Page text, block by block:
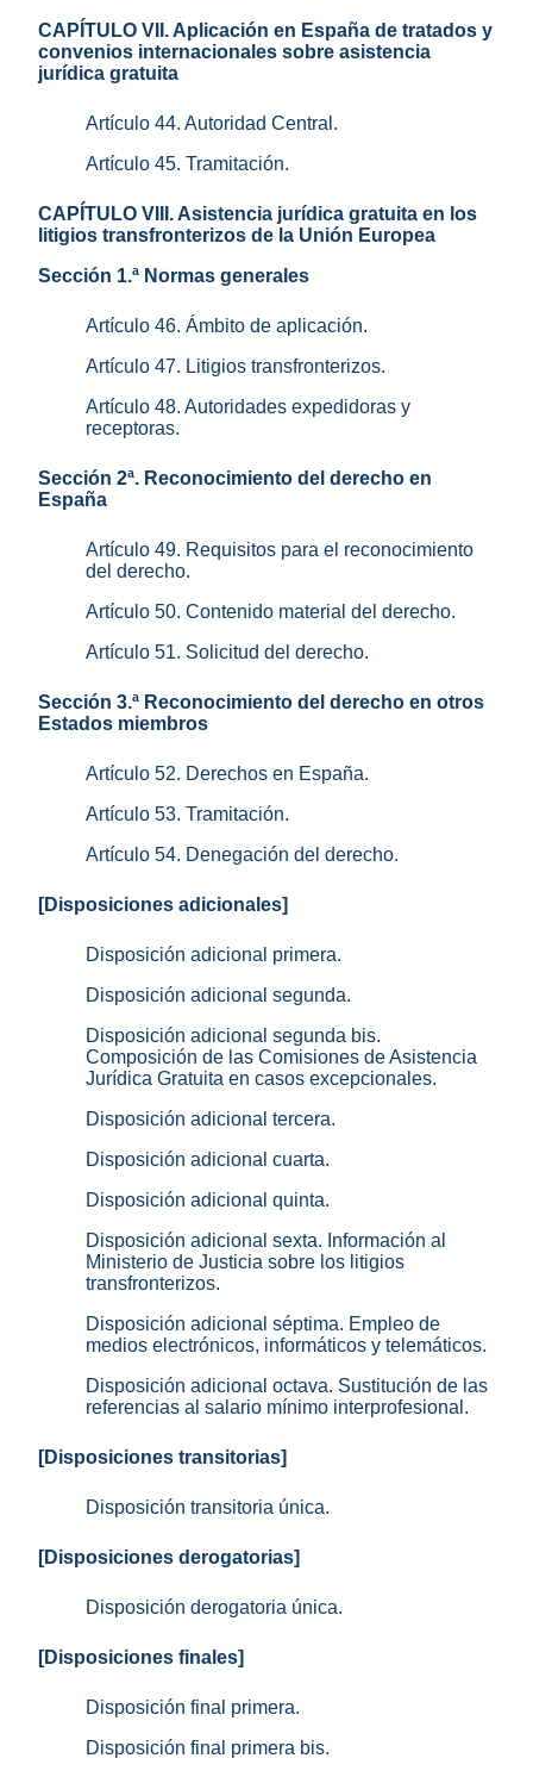
CAPÍTULO VII. Aplicación en España de tratados y
convenios internacionales sobre asistencia
jurídica gratuita
Artículo 44. Autoridad Central.
Artículo 45. Tramitación.
CAPÍTULO VIII. Asistencia jurídica gratuita en los
litigios transfronterizos de la Unión Europea
Sección 1.ª Normas generales
Artículo 46. Ámbito de aplicación.
Artículo 47. Litigios transfronterizos.
Artículo 48. Autoridades expedidoras y
receptoras.
Sección 2ª. Reconocimiento del derecho en
España
Artículo 49. Requisitos para el reconocimiento
del derecho.
Artículo 50. Contenido material del derecho.
Artículo 51. Solicitud del derecho.
Sección 3.ª Reconocimiento del derecho en otros
Estados miembros
Artículo 52. Derechos en España.
Artículo 53. Tramitación.
Artículo 54. Denegación del derecho.
[Disposiciones adicionales]
Disposición adicional primera.
Disposición adicional segunda.
Disposición adicional segunda bis.
Composición de las Comisiones de Asistencia
Jurídica Gratuita en casos excepcionales.
Disposición adicional tercera.
Disposición adicional cuarta.
Disposición adicional quinta.
Disposición adicional sexta. Información al
Ministerio de Justicia sobre los litigios
transfronterizos.
Disposición adicional séptima. Empleo de
medios electrónicos, informáticos y telemáticos.
Disposición adicional octava. Sustitución de las
referencias al salario mínimo interprofesional.
[Disposiciones transitorias]
Disposición transitoria única.
[Disposiciones derogatorias]
Disposición derogatoria única.
[Disposiciones finales]
Disposición final primera.
Disposición final primera bis.